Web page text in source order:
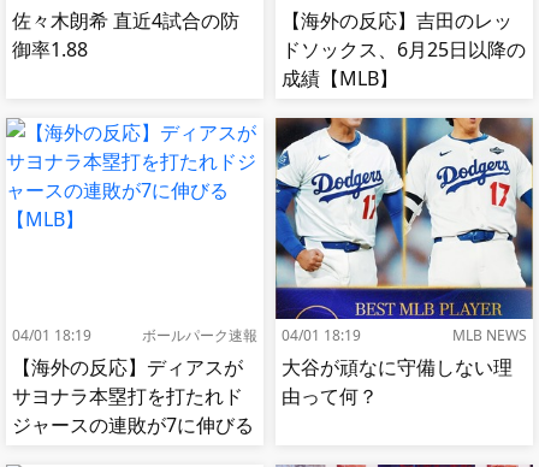
佐々木朗希 直近4試合の防
御率1.88
【海外の反応】吉田のレッ
ドソックス、6月25日以降の
成績【MLB】
04/01 18:19 ボールパーク速報
【海外の反応】ディアスが
サヨナラ本塁打を打たれド
ジャースの連敗が7に伸びる
04/01 18:19 MLB NEWS
大谷が頑なに守備しない理
由って何？